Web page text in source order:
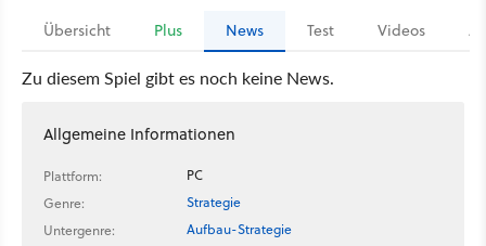
Übersicht Plus News Test Videos
Zu diesem Spiel gibt es noch keine News.
Allgemeine Informationen
Plattform:
PC
Genre:
Strategie
Untergenre:
Aufbau-Strategie